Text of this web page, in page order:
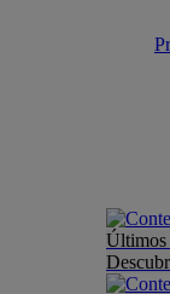
Últimos